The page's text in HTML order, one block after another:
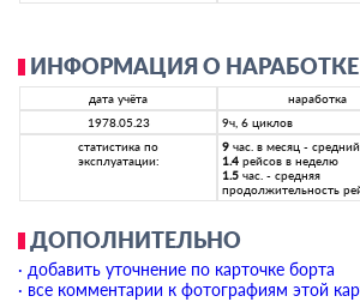
ИНФОРМАЦИЯ О НАРАБОТКЕ
дата учёта
наработка
1978.05.23
9ч, 6 циклов
статистика по
эксплуатации:
9 час. в месяц -
1.4 рейсов в неделю
1.5 час. - средняя
продолжительность
ДОПОЛНИТЕЛЬНО
· добавить уточнение по карточке борта
· все комментарии к фотографиям этой